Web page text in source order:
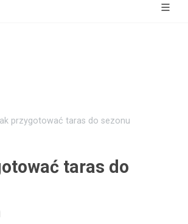
przygotować taras do sezonu
taras do